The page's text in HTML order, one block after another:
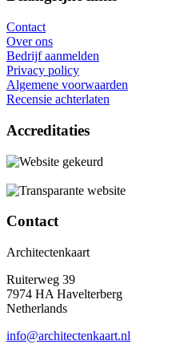
Contact
Over ons
Bedrijf aanmelden
Privacy policy
Algemene voorwaarden
Recensie achterlaten
Accreditaties
Contact
Architectenkaart
Ruiterweg 39
7974 HA Havelterberg
Netherlands
info@architectenkaart.nl